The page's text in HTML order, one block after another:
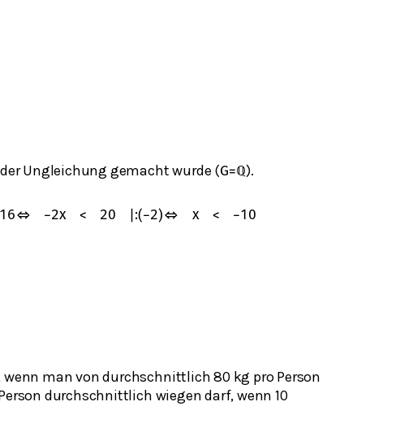
Ungleichung gemacht wurde (G=ℚ).
16⇔ −2x < 20 :(−2)⇔ x < −10
man von durchschnittlich 80 kg pro Person
durchschnittlich wiegen darf, wenn 10